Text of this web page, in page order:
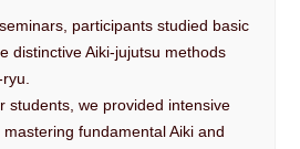
participants studied basic
distinctive Aiki-jujutsu methods
students, we provided intensive
fundamental Aiki and